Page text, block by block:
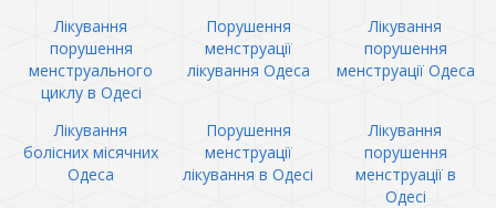
Лікування
порушення
менструального
циклу в Одесі
Порушення
менструації
лікування Одеса
Лікування
порушення
менструації Одеса
Лікування
болісних місячних
Одеса
Порушення
менструації
лікування в Одесі
Лікування
порушення
менструації в
Одесі